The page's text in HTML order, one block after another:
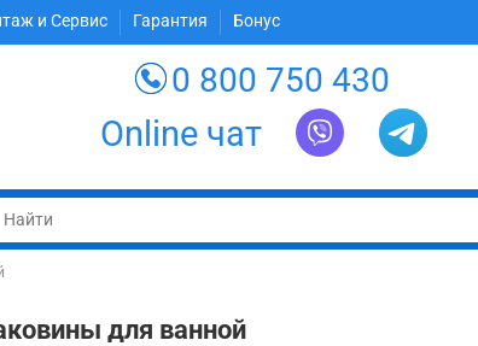
и Сервис Гарантия Бонус
0 800 750 430
Online чат
для ванной